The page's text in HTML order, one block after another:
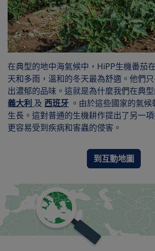
在典型的地中海氣候中，HiPP生機番茄
天和多雨，溫和的冬天最為舒適。他們
出濃郁的品味。這就是為什麼我們在典
義大利 及 西班牙 。由於這些國家的氣
生長。這對普通的生機耕作提出了另一
更容易受到疾病和害蟲的侵害。
到互動地圖